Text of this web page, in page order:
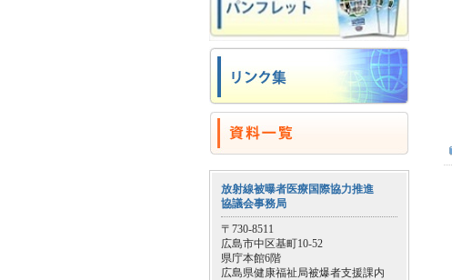
放射線被曝者医療国際協力推進
協議会事務局
〒730-8511
広島市中区基町10-52
県庁本館6階
広島県健康福祉局被爆者支援課内